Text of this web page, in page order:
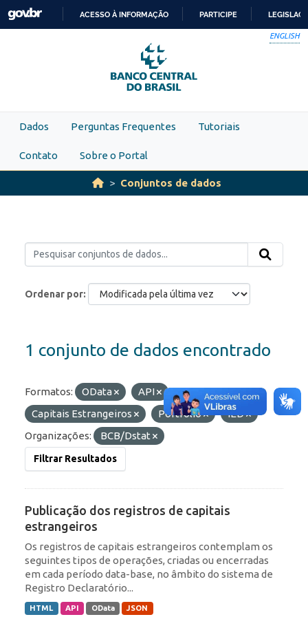
Skip to main content
PARA
O
CONTEÚDO
ACESSO À INFORMAÇÃO PARTICIPE
ENGLISH
Dados Perguntas Frequentes Tutoriais
Contato Sobre o Portal
Conjuntos de dados
Ordenar por
1 conjunto de dados encontrado
Formatos: OData API
Etiquetas:
Capitais Estrangeiros
Portfólio
IED
Organizações:
BCB/Dstat
Filtrar Resultados
Publicação dos registros de capitais
estrangeiros
Os registros de capitais estrangeiros contemplam os
seguintes tipos de operações, criadas ou encerradas
em cada período data-base, no âmbito do sistema de
Registro Declaratório...
HTML API OData JSON